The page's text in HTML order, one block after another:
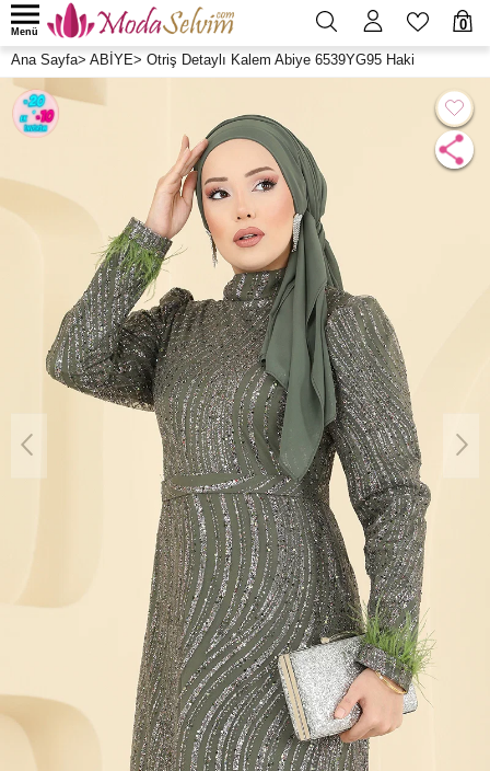
0
Menü
Ana Sayfa> ABİYE> Otriş Detaylı Kalem Abiye 6539YG95 Haki